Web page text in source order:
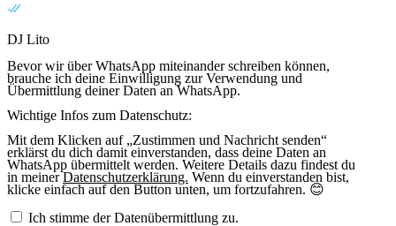
DJ Lito
Bevor wir über WhatsApp miteinander schreiben können,
brauche ich deine Einwilligung zur Verwendung und
Übermittlung deiner Daten an WhatsApp.
Wichtige Infos zum Datenschutz:
Mit dem Klicken auf „Zustimmen und Nachricht senden“
erklärst du dich damit einverstanden, dass deine Daten an
WhatsApp übermittelt werden. Weitere Details dazu findest du
in meinerDatenschutzerklärung. Wenn du einverstanden bist,
klicke einfach auf den Button unten, um fortzufahren. 😊
Ich stimme der Datenübermittlung zu.